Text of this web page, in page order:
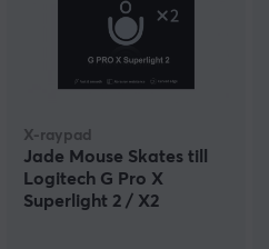
X-raypad
Jade Mouse Skates till
Logitech G Pro X
Superlight 2 / X2